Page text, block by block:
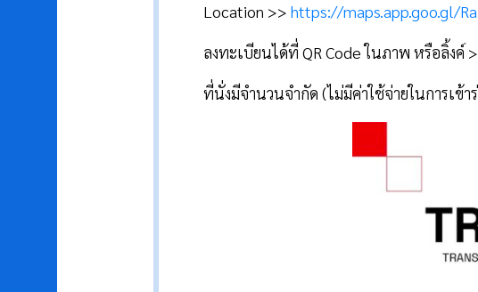
Location >> https://maps.app.goo.gl/
ลงทะเบียนได้ที่ QR Code ในภาพ หรือลิ้งค์
ที่นั่งมีจำนวนจำกัด (ไม่มีค่าใช้จ่ายในการเข้า